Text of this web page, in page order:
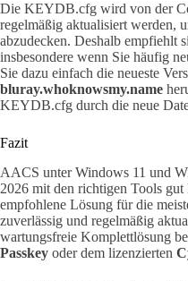
Die KEYDB.cfg wird von der
regelmäßig aktualisiert werden,
abzudecken. Deshalb empfiehlt
insbesondere wenn Sie häufig
Sie dazu einfach die neueste
bluray.whoknowsmy.name
KEYDB.cfg durch die neue
Fazit
AACS unter Windows 11 und
2026 mit den richtigen Tools gut
empfohlene Lösung für die
zuverlässig und regelmäßig
wartungsfreie Komplettlösung
Passkey oder dem lizenzierten